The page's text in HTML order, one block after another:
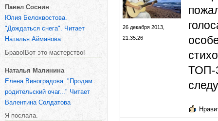
Павел Соснин
Юлия Белохвостова.
"Дождаться снега". Читает
Наталья Айманова
Браво!Вот это мастерство!
Наталья Малинина
Елена Виноградова. "Продам
родительский очаг..." Читает
Валентина Солдатова
Я послала.
26 декабря 2013,
21:35:26
ТОП-